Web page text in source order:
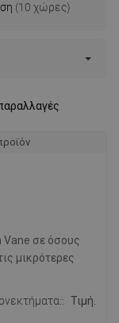
(10 χώρες)
Vane σε όσους
μικρότερες
Τιμή.